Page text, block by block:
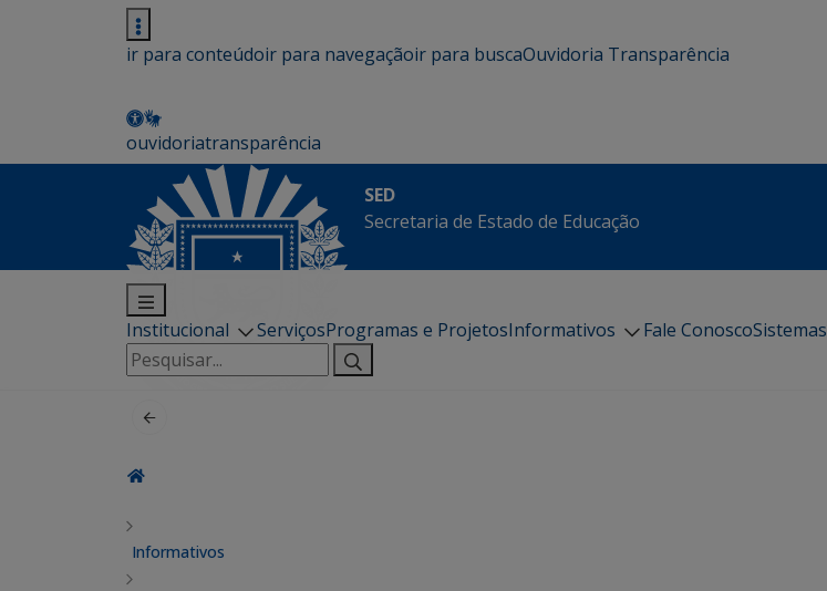
ir para conteúdoir para navegaçãoir para buscaOuvidoria Transparência
ouvidoriatransparência
SED
Secretaria de Estado de Educação
Institucional ServiçosProgramas e ProjetosInformativos Fale ConoscoSistemas
Pesquisar
por:
Informativos